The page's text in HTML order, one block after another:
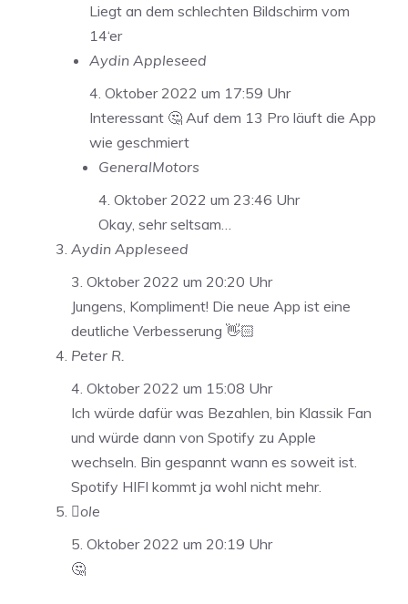
Liegt an dem schlechten Bildschirm vom
14‘er
Aydin Appleseed
4. Oktober 2022 um 17:59 Uhr
Interessant 🤔 Auf dem 13 Pro läuft die App
wie geschmiert
GeneralMotors
4. Oktober 2022 um 23:46 Uhr
Okay, sehr seltsam…
Aydin Appleseed
3. Oktober 2022 um 20:20 Uhr
Jungens, Kompliment! Die neue App ist eine
deutliche Verbesserung 👋🏻
Peter R.
4. Oktober 2022 um 15:08 Uhr
Ich würde dafür was Bezahlen, bin Klassik Fan
und würde dann von Spotify zu Apple
wechseln. Bin gespannt wann es soweit ist.
Spotify HIFI kommt ja wohl nicht mehr.
ole
5. Oktober 2022 um 20:19 Uhr
🤔